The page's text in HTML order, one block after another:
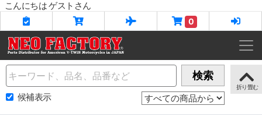
こんにちは ゲストさん
0
Name 検索
候補表示